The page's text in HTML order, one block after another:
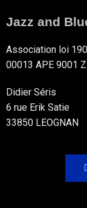
Jazz and
Association loi
00013 APE 9001
Didier Séris
6 rue Erik Satie
33850 LEOGNAN